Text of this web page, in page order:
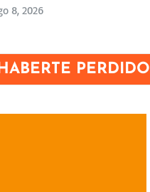
8, 2026
PERDIDO